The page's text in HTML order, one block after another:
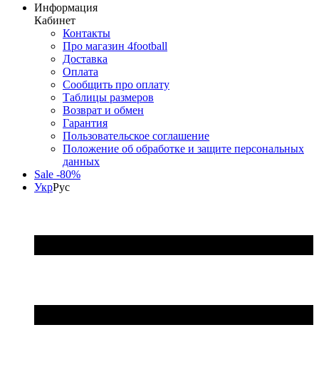
Информация
Кабинет
Контакты
Про магазин 4football
Доставка
Оплата
Сообщить про оплату
Таблицы размеров
Возврат и обмен
Гарантия
Пользовательское соглашение
Положение об обработке и защите персональных
данных
Sale -80%
УкрРус